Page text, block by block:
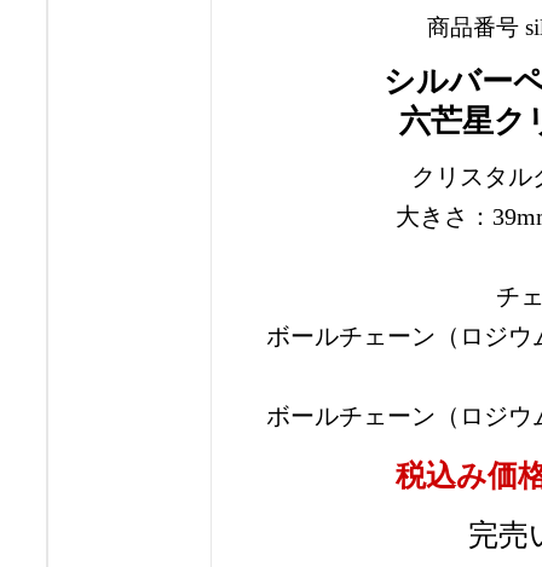
商品番号
シルバー
六芒星ク
クリスタ
大きさ：
チ
ボールチェーン（ロジウ
ボールチェーン（ロジウ
税込み価
完売